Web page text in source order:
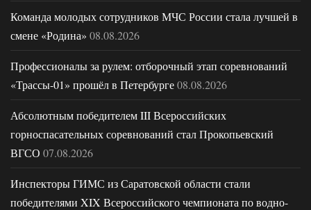
Команда молодых сотрудников МЧС России стала лучшей в
смене «Родина» 08.08.2026
Профессионалы за рулем: отборочный этап соревнований
«Трассы-01» прошёл в Петербурге08.08.2026
Абсолютным победителем III Всероссийских
горноспасательных соревнований стал Прокопьевский
ВГСО 07.08.2026
Инспекторы ГИМС из Саратовской области стали
победителями XIX Всероссийского чемпионата по водно-